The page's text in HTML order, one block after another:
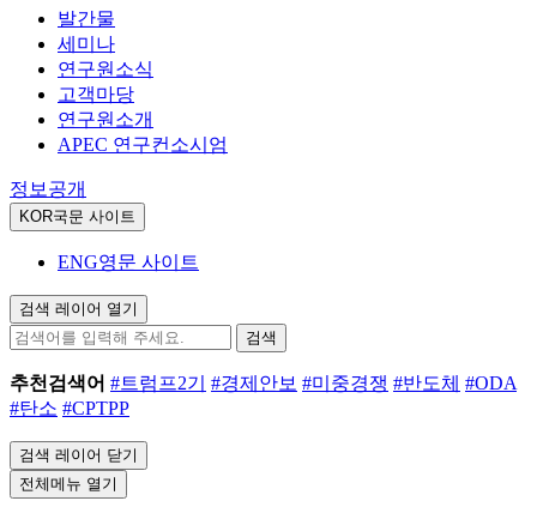
발간물
세미나
연구원소식
고객마당
연구원소개
APEC 연구컨소시엄
정보공개
KOR국문 사이트
ENG영문 사이트
검색 레이어 열기
검색
추천검색어 #트럼프2기 #경제안보 #미중경쟁 #반도체 #ODA
#탄소 #CPTPP
검색 레이어 닫기
전체메뉴 열기